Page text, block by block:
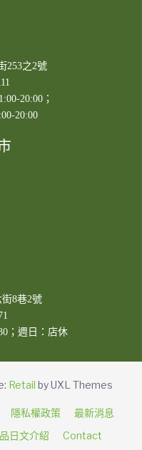
253之2號
20:00；
20:00
8巷2號
；週日：店休
Retail by UXL Themes
隱私權政策
最新消息
日文介紹 Contact